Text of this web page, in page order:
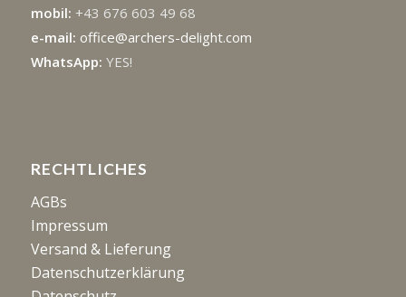
mobil: +43 676 603 49 68
e-mail: office@archers-delight.com
WhatsApp: YES!
RECHTLICHES
AGBs
Impressum
Versand & Lieferung
Datenschutzerklärung